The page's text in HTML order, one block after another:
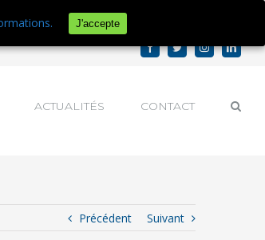
plus ou s'opposer.
FacebookTwitterInstagram
ACTUALITÉS CONTACT
Précédent Suivant
J'accepte